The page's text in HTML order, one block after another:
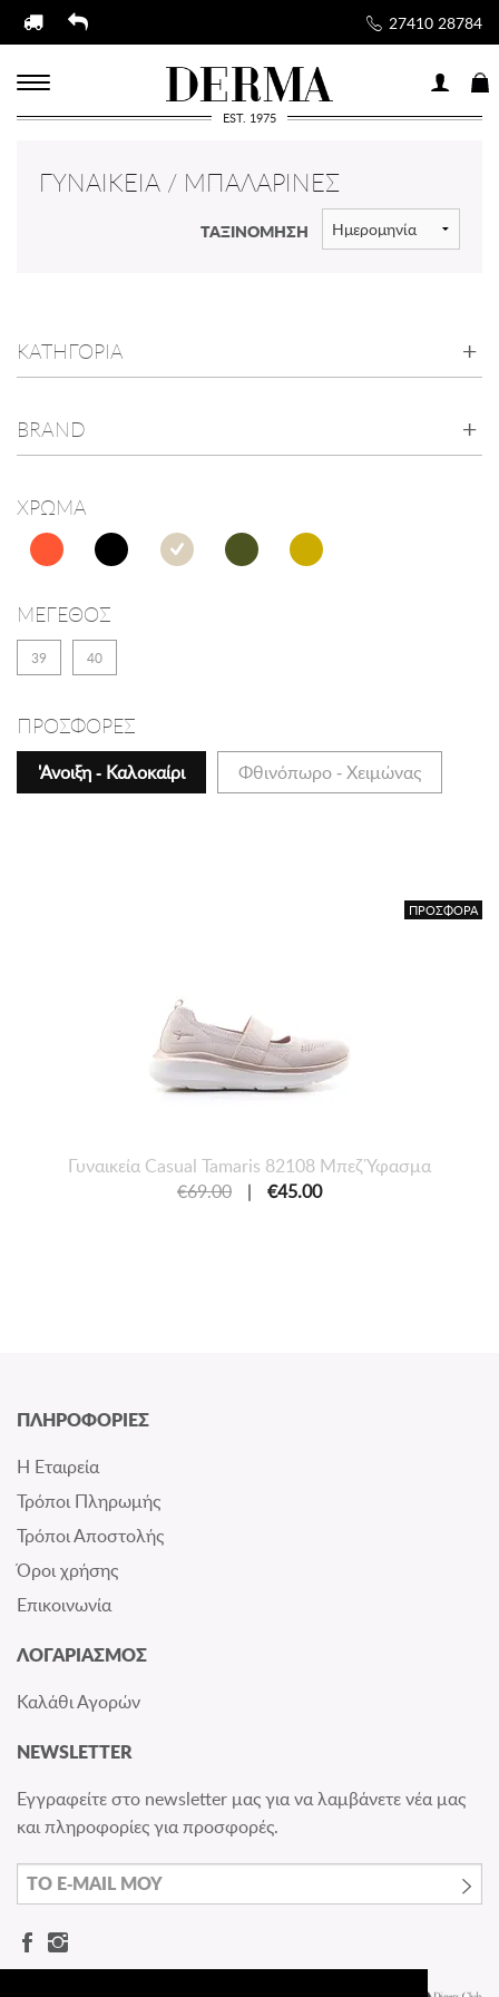
27410 28784
EST. 1975
ΓΥΝΑΙΚΕΊΑ / ΜΠΑΛΑΡΊΝΕΣ
ΤΑΞΙΝΟΜΗΣΗ
ΚΑΤΗΓΟΡΙΑ
BRAND
ΧΡΩΜΑ
ΜΕΓΕΘΟΣ
39 40
ΠΡΟΣΦΟΡΕΣ
'Ανοιξη - Καλοκαίρι Φθινόπωρο - Χειμώνας
ΠΡΟΣΦΟΡΑ
Γυναικεία Casual Tamaris 82108 Μπεζ Ύφασμα
€69.00
| €45.00
ΠΛΗΡΟΦΟΡΙΕΣ
Η Εταιρεία
Τρόποι Πληρωμής
Τρόποι Αποστολής
Όροι χρήσης
Επικοινωνία
ΛΟΓΑΡΙΑΣΜΟΣ
Καλάθι Αγορών
NEWSLETTER
Εγγραφείτε στο newsletter μας για να λαμβάνετε νέα μας
και πληροφορίες για προσφορές.